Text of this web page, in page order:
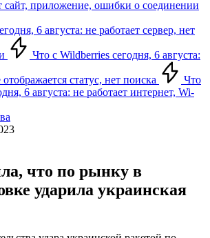
сайт, приложение, ошибки о соединении
6 августа: не работает сервер, нет
Что с Wildberries сегодня, 6 августа:
статус, нет поиска
Что
6 августа: не работает интернет, Wi-
что по рынку в
ударила украинская